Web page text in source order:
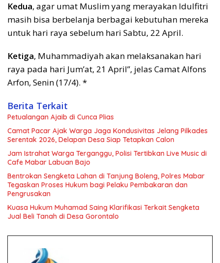
Kedua, agar umat Muslim yang merayakan Idulfitri
masih bisa berbelanja berbagai kebutuhan mereka
untuk hari raya sebelum hari Sabtu, 22 April.
Ketiga, Muhammadiyah akan melaksanakan hari
raya pada hari Jum’at, 21 April”, jelas Camat Alfons
Arfon, Senin (17/4). *
Berita Terkait
Petualangan Ajaib di Cunca Plias
Camat Pacar Ajak Warga Jaga Kondusivitas Jelang Pilkades
Serentak 2026, Delapan Desa Siap Tetapkan Calon
Jam Istrahat Warga Terganggu, Polisi Tertibkan Live Music di
Cafe Mabar Labuan Bajo
Bentrokan Sengketa Lahan di Tanjung Boleng, Polres Mabar
Tegaskan Proses Hukum bagi Pelaku Pembakaran dan
Pengrusakan
Kuasa Hukum Muhamad Saing Klarifikasi Terkait Sengketa
Jual Beli Tanah di Desa Gorontalo